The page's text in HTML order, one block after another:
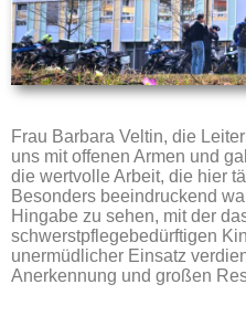
Frau Barbara Veltin, die
uns mit offenen Armen und
die wertvolle Arbeit, die hier
Besonders beeindruckend
Hingabe zu sehen, mit der
schwerstpflegebedürftigen
unermüdlicher Einsatz
Anerkennung und großen